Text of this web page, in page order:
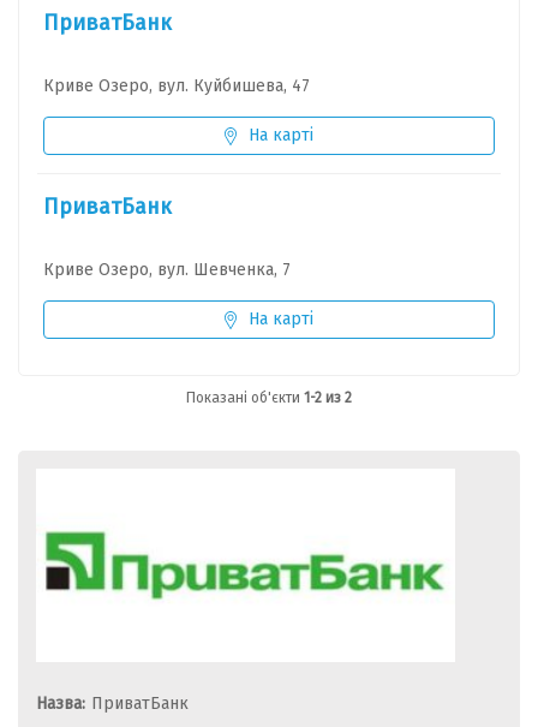
ПриватБанк
Криве Озеро, вул. Куйбишева, 47
На карті
ПриватБанк
Криве Озеро, вул. Шевченка, 7
На карті
Показані об'єкти 1-2 из 2
Назва: ПриватБанк